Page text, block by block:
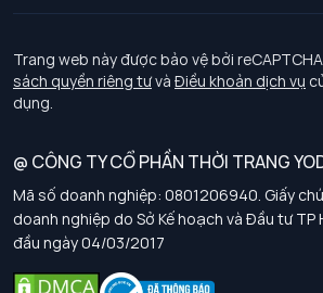
Chính sách bảo vệ dữ liệu cá nhân
Chính sách thanh toán, giao nhận
Chính sách chất lượng và an toàn sức khoẻ
Chính sách đơn đồng phục
Hướng dẫn chọn kích thước
Tuyển dụng
Trang web này được bảo vệ bởi
sách quyền riêng tưvà Điều khoản dịch vụ
dụng.
@ CÔNG TY CỔ PHẦN THỜI TRANG
Mã số doanh nghiệp: 0801206940. Giấy
doanh nghiệp do Sở Kế hoạch và Đầu tư TP
đầu ngày 04/03/2017